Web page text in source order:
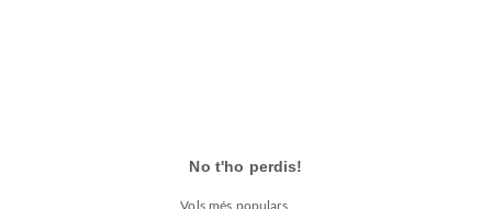
No t'ho perdis!
Vols més populars